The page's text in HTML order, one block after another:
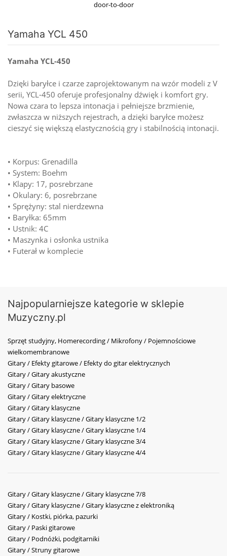
door-to-door
Yamaha YCL 450
Yamaha YCL-450
Dzięki baryłce i czarze zaprojektowanym na wzór modeli z V
serii, YCL-450 oferuje profesjonalny dźwięk i komfort gry.
Nowa czara to lepsza intonacja i pełniejsze brzmienie,
zwłaszcza w niższych rejestrach, a dzięki baryłce możesz
cieszyć się większą elastycznością gry i stabilnością intonacji.
• Korpus: Grenadilla
• System: Boehm
• Klapy: 17, posrebrzane
• Okulary: 6, posrebrzane
• Sprężyny: stal nierdzewna
• Baryłka: 65mm
• Ustnik: 4C
• Maszynka i osłonka ustnika
• Futerał w komplecie
Najpopularniejsze kategorie w sklepie
Muzyczny.pl
Sprzęt studyjny, Homerecording / Mikrofony / Pojemnościowe
wielkomembranowe
Gitary / Efekty gitarowe / Efekty do gitar elektrycznych
Gitary / Gitary akustyczne
Gitary / Gitary basowe
Gitary / Gitary elektryczne
Gitary / Gitary klasyczne
Gitary / Gitary klasyczne / Gitary klasyczne 1/2
Gitary / Gitary klasyczne / Gitary klasyczne 1/4
Gitary / Gitary klasyczne / Gitary klasyczne 3/4
Gitary / Gitary klasyczne / Gitary klasyczne 4/4
Gitary / Gitary klasyczne / Gitary klasyczne 7/8
Gitary / Gitary klasyczne / Gitary klasyczne z elektroniką
Gitary / Kostki, piórka, pazurki
Gitary / Paski gitarowe
Gitary / Podnóżki, podgitarniki
Gitary / Struny gitarowe